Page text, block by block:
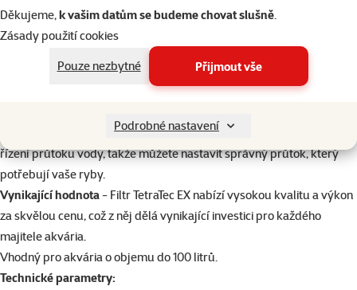
Děkujeme,k vašim datům se budeme chovat slušně.
Zásady použití cookies
Pouze nezbytné
Přijmout vše
Podrobné nastavení
Energeticky úsporný a tichý
- Tento filtr je mimořádně výkonný, ale
přitom energeticky úsporný a tichý, což je ideální pro jakýkoliv
Snadná instalace a údržba - Kompletní sada včetně všech filtračních
materiálů pro rychlou a snadnou aktivaci společně s funkcí
Precizní řízení průtoku vody- Výrobek obsahuje ventily pro přesné
řízení průtoku vody, takže můžete nastavit správný průtok, který
potřebují vaše ryby.
Vynikající hodnota- Filtr TetraTec EX nabízí vysokou kvalitu a výkon
za skvělou cenu, což z něj dělá vynikající investici pro každého
majitele akvária.
Vhodný pro akvária o objemu do 100 litrů.
Technické parametry: